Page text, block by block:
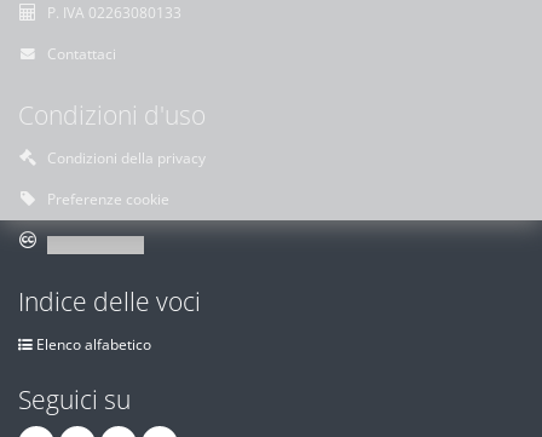
P. IVA 02263080133
Contattaci
Condizioni d'uso
Condizioni della privacy
Preferenze cookie
Indice delle voci
Elenco alfabetico
Seguici su